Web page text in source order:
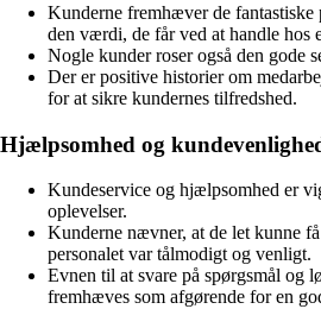
Kunderne fremhæver de fantastiske
den værdi, de får ved at handle hos
Nogle kunder roser også den gode
Der er positive historier om
for at sikre kundernes tilfredshed.
Hjælpsomhed og
Kundeservice og hjælpsomhed er
oplevelser.
Kunderne nævner, at de let kunne
personalet var tålmodigt og venligt.
Evnen til at svare på spørgsmål og
fremhæves som afgørende for en